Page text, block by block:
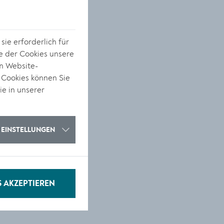
sie erforderlich für
Cookies unsere
Website-
können Sie
in unserer
EINSTELLUNGEN
AKZEPTIEREN